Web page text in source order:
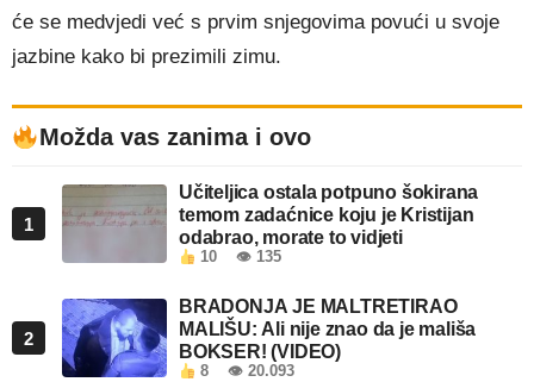
će se medvjedi već s prvim snjegovima povući u svoje
jazbine kako bi prezimili zimu.
Možda vas zanima i ovo
1
Učiteljica ostala potpuno šokirana
temom zadaćnice koju je Kristijan
odabrao, morate to vidjeti
10 👁 135
2
BRADONJA JE MALTRETIRAO
MALIŠU: Ali nije znao da je mališa
BOKSER! (VIDEO)
8 👁 20.093